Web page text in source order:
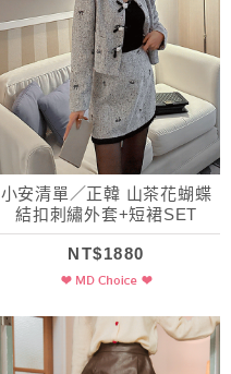
小安清單／正韓 山茶花蝴蝶
結扣刺繡外套+短裙SET
NT$1880